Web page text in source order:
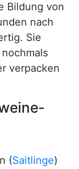
Bildung von
nach
Sie
verpacken
(Saitlinge)